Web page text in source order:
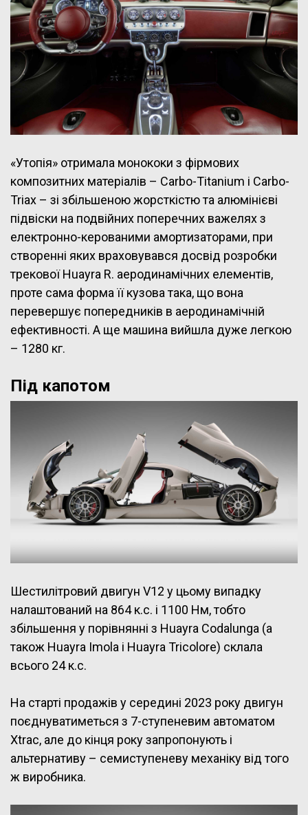
«Утопія» отримала монококи з фірмових
композитних матеріалів – Carbo-Titanium і Carbo-
Triax – зі збільшеною жорсткістю та алюмінієві
підвіски на подвійних поперечних важелях з
електронно-керованими амортизаторами, при
створенні яких враховувався досвід розробки
трекової Huayra R. аеродинамічних елементів,
проте сама форма її кузова така, що вона
перевершує попередників в аеродинамічній
ефективності. А ще машина вийшла дуже легкою
– 1280 кг.
Під капотом
Шестилітровий двигун V12 у цьому випадку
налаштований на 864 к.с. і 1100 Нм, тобто
збільшення у порівнянні з Huayra Codalunga (а
також Huayra Imola і Huayra Tricolore) склала
всього 24 к.с.
На старті продажів у середині 2023 року двигун
поєднуватиметься з 7-ступеневим автоматом
Xtrac, але до кінця року запропонують і
альтернативу – семиступеневу механіку від того
ж виробника.